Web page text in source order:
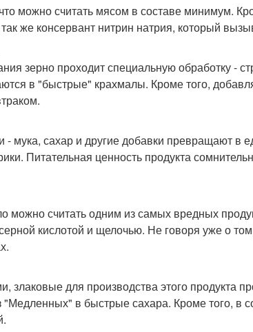
можно считать мясом в составе минимум.
же консервант нитрин натрия, который
зерно проходит специальную обработку -
в "быстрые" крахмалы. Кроме того,
- мука, сахар и другие добавки превращают
Питательная ценность продукта
считать одним из самых вредных
кислотой и щелочью. Не говоря уже о
злаковые для производства этого продукта
в быстрые сахара. Кроме того, в